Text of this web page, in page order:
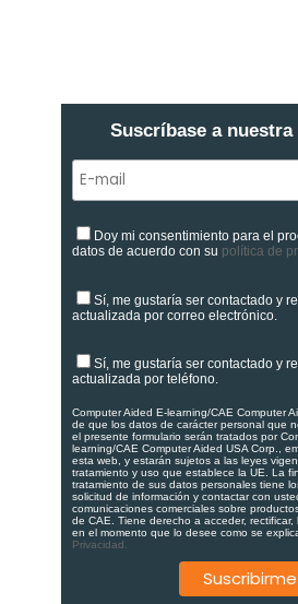
Suscríbase a
Doy mi consentimiento para el
datos de acuerdo con su política de
Sí, me gustaría ser contactado y
actualizada por correo electrónico.
Sí, me gustaría ser contactado y
actualizada por teléfono.
Computer Aided E-learning/CAE Computer
de que los datos de carácter personal que
el presente formulario serán tratados por
learning/CAE Computer Aided USA Corp.,
esta web, y estarán sujetos a las leyes
tratamiento y uso que establece la UE. La
tratamiento de sus datos personales tiene
solicitud de información y contactar con
comunicaciones comerciales sobre
de CAE. Tiene derecho a acceder, rectificar,
en el momento que lo desee como se
Privacidad.